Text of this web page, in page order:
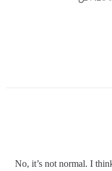
No, it’s not normal. I